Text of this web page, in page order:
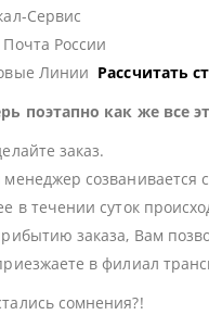
Сервис
Почта России
Линии Рассчитать
поэтапно как же все
заказ.
созванивается
в течении суток
заказа, Вам
в филиал
сомнения?!